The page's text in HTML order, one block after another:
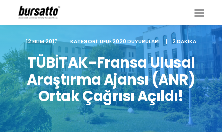
12 EKIM 2017 | KATEGORI:UFUK2020 DUYURULARI | 2 DAKIKA
TÜBİTAK-Fransa Ulusal
Araştırma Ajansı (ANR)
Ortak Çağrısı Açıldı!